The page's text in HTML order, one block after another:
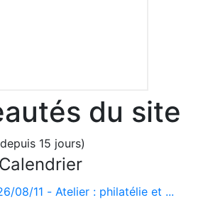
du site
15 jours)
Calendrier
08/11 - Atelier : philatélie et ...